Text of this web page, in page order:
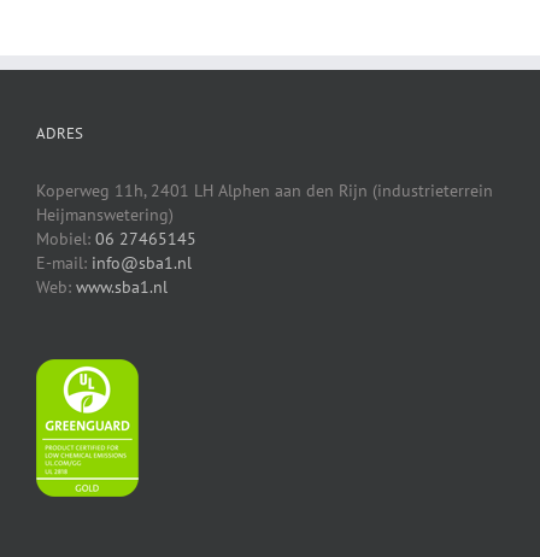
ADRES
Koperweg 11h, 2401 LH Alphen aan den Rijn (industrieterrein
Heijmanswetering)
Mobiel: 06 27465145
E-mail: info@sba1.nl
Web: www.sba1.nl